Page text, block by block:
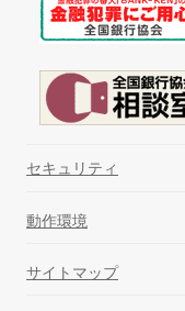
セキュリティ
動作環境
サイトマップ